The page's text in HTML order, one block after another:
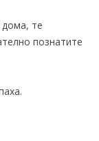
те
познатите